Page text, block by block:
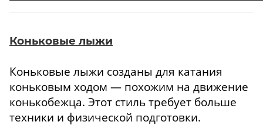
Коньковые лыжи
Коньковые лыжи созданы для катания
коньковым ходом — похожим на движение
конькобежца. Этот стиль требует больше
техники и физической подготовки.